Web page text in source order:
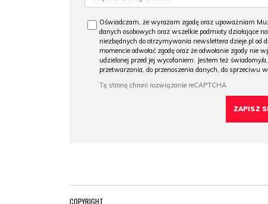
Oświadczam, że wyrażam zgodę oraz upoważniam
danych osobowych oraz wszelkie podmioty działające
niezbędnych do otrzymywania newslettera dzieje.pl od
momencie odwołać zgodę oraz że odwołanie zgody
udzielonej przed jej wycofaniem. Jestem też świadomy/
przetwarzania, do przenoszenia danych, do sprzeciwu
COPYRIGHT